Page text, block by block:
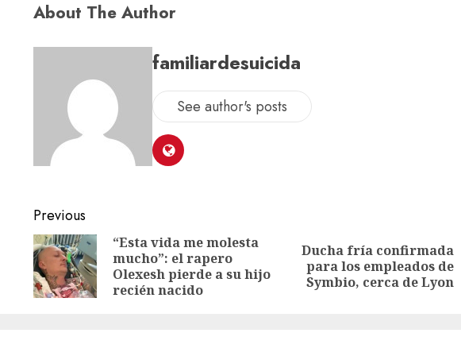
About The Author
familiardesuicida
See author's posts
Previous
“Esta vida me molesta
mucho”: el rapero
Olexesh pierde a su hijo
recién nacido
Ducha fría confirmada
para los empleados de
Symbio, cerca de Lyon